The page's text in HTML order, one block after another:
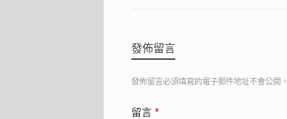
發佈留言
發佈留言必須填寫的電子郵件地址不會公開。
留言 *